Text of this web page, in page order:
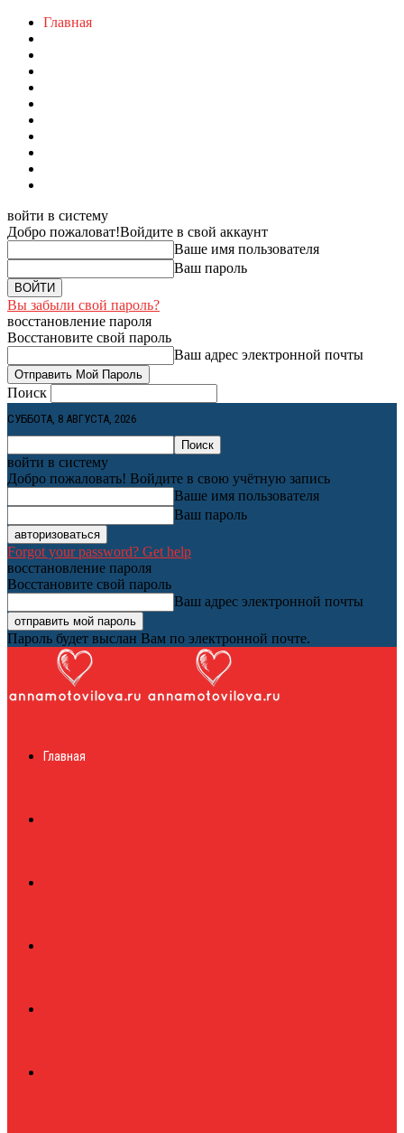
Главная
войти в систему
Добро пожаловат!Войдите в свой аккаунт
Ваше имя пользователя
Ваш пароль
Вы забыли свой пароль?
восстановление пароля
Восстановите свой пароль
Ваш адрес электронной почты
Поиск
СУББОТА, 8 АВГУСТА, 2026
войти в систему
Добро пожаловать! Войдите в свою учётную запись
Ваше имя пользователя
Ваш пароль
Forgot your password? Get help
восстановление пароля
Восстановите свой пароль
Ваш адрес электронной почты
Пароль будет выслан Вам по электронной почте.
журналГлавная